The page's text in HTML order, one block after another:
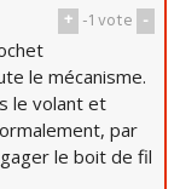
+ -1vote -
le mécanisme.
le volant et
par
le boit de fil